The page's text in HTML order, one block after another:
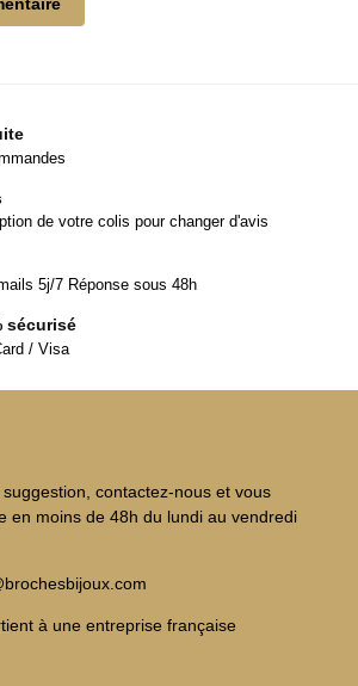
de votre colis pour changer d'avis
5j/7 Réponse sous 48h
sécurisé
/ Visa
contactez-nous et vous
en moins de 48h du lundi au vendredi
à une entreprise française